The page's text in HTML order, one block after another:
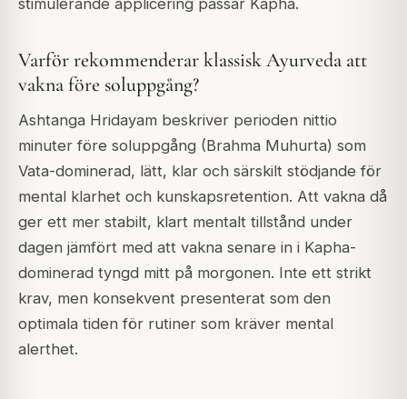
stimulerande applicering passar Kapha.
Varför rekommenderar klassisk Ayurveda att
vakna före soluppgång?
Ashtanga Hridayam beskriver perioden nittio
minuter före soluppgång (Brahma Muhurta) som
Vata-dominerad, lätt, klar och särskilt stödjande för
mental klarhet och kunskapsretention. Att vakna då
ger ett mer stabilt, klart mentalt tillstånd under
dagen jämfört med att vakna senare in i Kapha-
dominerad tyngd mitt på morgonen. Inte ett strikt
krav, men konsekvent presenterat som den
optimala tiden för rutiner som kräver mental
alerthet.